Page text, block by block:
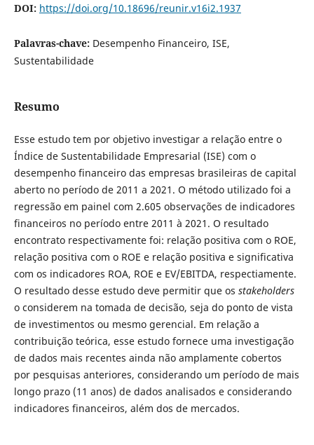
DOI: https://doi.org/10.18696/reunir.v16i2.1937
Palavras-chave: Desempenho Financeiro, ISE,
Sustentabilidade
Resumo
Esse estudo tem por objetivo investigar a relação entre o
Índice de Sustentabilidade Empresarial (ISE) com o
desempenho financeiro das empresas brasileiras de capital
aberto no período de 2011 a 2021. O método utilizado foi a
regressão em painel com 2.605 observações de indicadores
financeiros no período entre 2011 à 2021. O resultado
encontrato respectivamente foi: relação positiva com o ROE,
relação positiva com o ROE e relação positiva e significativa
com os indicadores ROA, ROE e EV/EBITDA, respectiamente.
O resultado desse estudo deve permitir que os stakeholders
o considerem na tomada de decisão, seja do ponto de vista
de investimentos ou mesmo gerencial. Em relação a
contribuição teórica, esse estudo fornece uma investigação
de dados mais recentes ainda não amplamente cobertos
por pesquisas anteriores, considerando um período de mais
longo prazo (11 anos) de dados analisados e considerando
indicadores financeiros, além dos de mercados.